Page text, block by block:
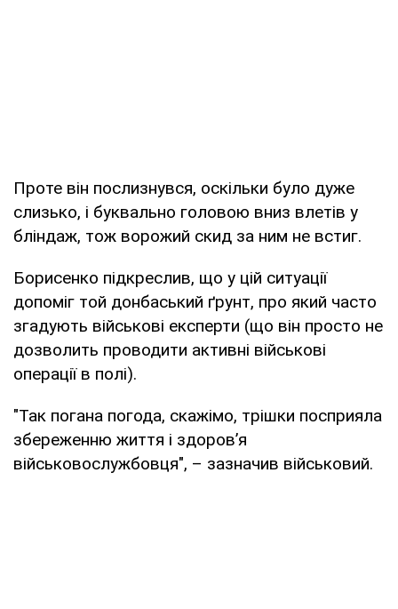
Проте він послизнувся, оскільки було дуже
слизько, і буквально головою вниз влетів у
бліндаж, тож ворожий скид за ним не встиг.
Борисенко підкреслив, що у цій ситуації
допоміг той донбаський ґрунт, про який часто
згадують військові експерти (що він просто не
дозволить проводити активні військові
операції в полі).
"Так погана погода, скажімо, трішки посприяла
збереженню життя і здоров’я
військовослужбовця", – зазначив військовий.